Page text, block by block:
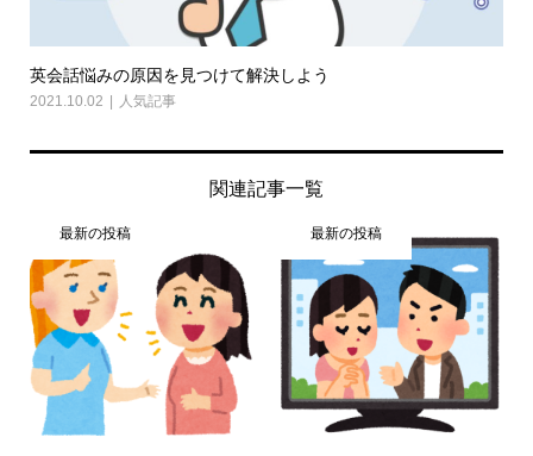
英会話悩みの原因を見つけて解決しよう
2021.10.02 人気記事
関連記事一覧
最新の投稿 最新の投稿